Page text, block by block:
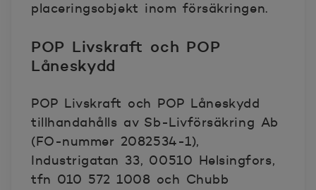
placeringsobjekt inom försäkringen.
POP Livskraft och POP
Låneskydd
POP Livskraft och POP Låneskydd
tillhandahålls av Sb-Livförsäkring Ab
(FO-nummer 2082534-1),
Industrigatan 33, 00510 Helsingfors,
tfn 010 572 1008 och Chubb